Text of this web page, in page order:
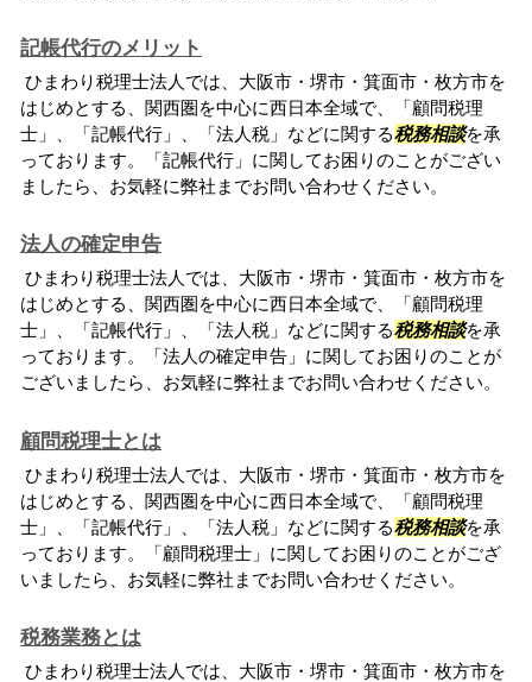
記帳代行のメリット
ひまわり税理士法人では、大阪市・堺市・箕面市・枚方市を
はじめとする、関西圏を中心に西日本全域で、「顧問税理
士」、「記帳代行」、「法人税」などに関する税務相談を承
っております。「記帳代行」に関してお困りのことがござい
ましたら、お気軽に弊社までお問い合わせください。
法人の確定申告
ひまわり税理士法人では、大阪市・堺市・箕面市・枚方市を
はじめとする、関西圏を中心に西日本全域で、「顧問税理
士」、「記帳代行」、「法人税」などに関する税務相談を承
っております。「法人の確定申告」に関してお困りのことが
ございましたら、お気軽に弊社までお問い合わせください。
顧問税理士とは
ひまわり税理士法人では、大阪市・堺市・箕面市・枚方市を
はじめとする、関西圏を中心に西日本全域で、「顧問税理
士」、「記帳代行」、「法人税」などに関する税務相談を承
っております。「顧問税理士」に関してお困りのことがござ
いましたら、お気軽に弊社までお問い合わせください。
税務業務とは
ひまわり税理士法人では、大阪市・堺市・箕面市・枚方市を